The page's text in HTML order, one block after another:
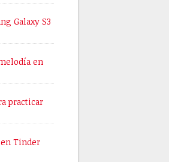
Galaxy S3
en
practicar
Tinder